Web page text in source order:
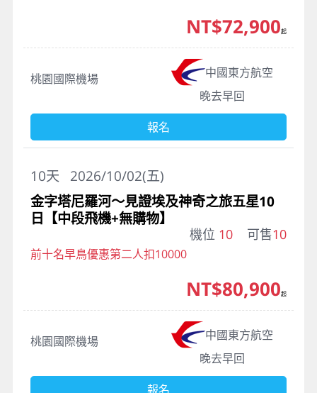
桃園國際機場
中國東方航空
晚去早回
NT$72,900起
報名
2026/10/02(五)
10天
金字塔尼羅河～見證埃及神奇之旅五星10
日【中段飛機+無購物】
機位 10 可售10
前十名早鳥優惠第二人扣10000
桃園國際機場
中國東方航空
晚去早回
NT$80,900起
報名